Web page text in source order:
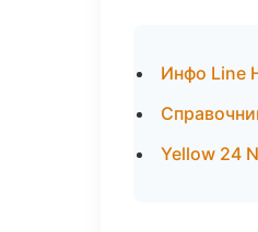
Инфо Line
Yellow 24